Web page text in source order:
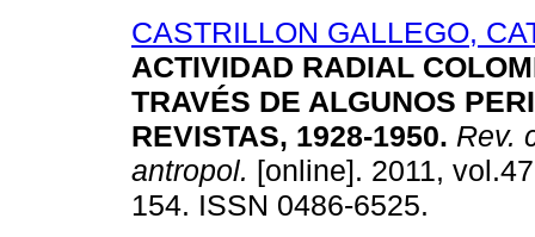
CASTRILLON GALLEGO,
ACTIVIDAD RADIAL
TRAVÉS DE ALGUNOS
REVISTAS, 1928-1950. Rev.
antropol. [online]. 2011,
154. ISSN 0486-6525.